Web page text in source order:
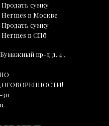
Продать сумку
Hermes в Москве
Продать сумку
Hermes в СПб
Бумажный пр-д д. 4 ,
30